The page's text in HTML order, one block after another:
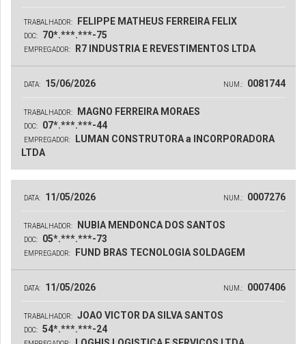
TRABALHADOR: FELIPPE MATHEUS FERREIRA FELIX
DOC: 70*.***.***-75
EMPREGADOR: R7 INDUSTRIA E REVESTIMENTOS LTDA
DATA: 15/06/2026 NUM.: 0081744
TRABALHADOR: MAGNO FERREIRA MORAES
DOC: 07*.***.***-44
EMPREGADOR:
LUMAN CONSTRUTORA a INCORPORADORA
LTDA
DATA: 11/05/2026 NUM.: 0007276
TRABALHADOR: NUBIA MENDONCA DOS SANTOS
DOC: 05*.***.***-73
EMPREGADOR: FUND BRAS TECNOLOGIA SOLDAGEM
DATA: 11/05/2026 NUM.: 0007406
TRABALHADOR: JOAO VICTOR DA SILVA SANTOS
DOC: 54*.***.***-24